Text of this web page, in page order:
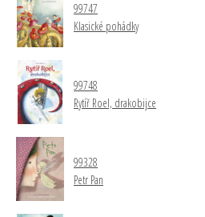
99747
Klasické pohádky
99748
Rytíř Roel, drakobijce
99328
Petr Pan